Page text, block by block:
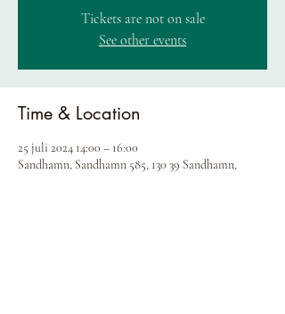
Tickets are not on sale
See other events
Time & Location
25 juli 2024 14:00 – 16:00
Sandhamn, Sandhamn 585, 130 39 Sandhamn,